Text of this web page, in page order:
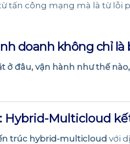
tấn công mạng mà là từ lỗi
doanh không chỉ là
ở đâu, vận hành như thế
Multicloud
trúc hybrid-multicloud với